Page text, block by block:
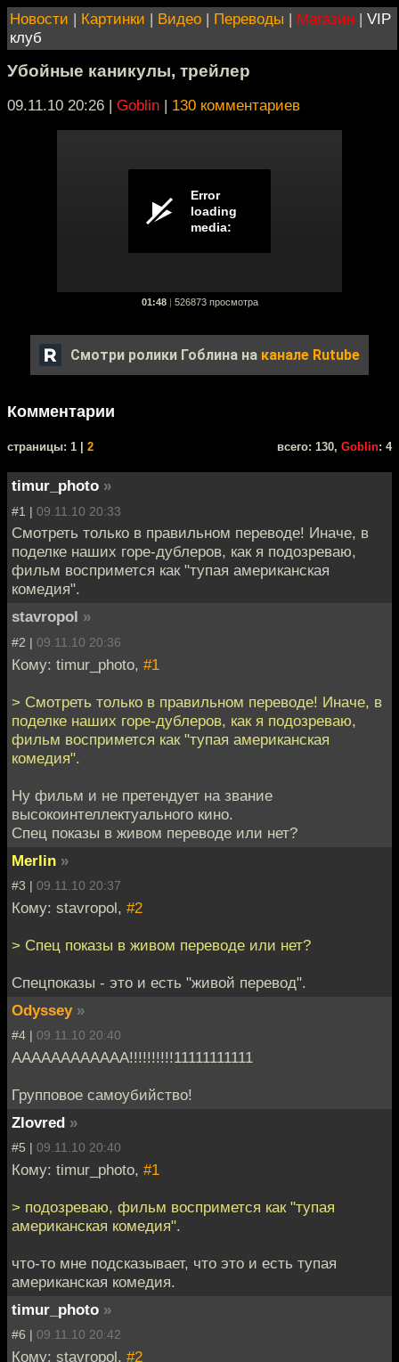
Новости | Картинки | Видео | Переводы | Магазин | VIP
клуб
Убойные каникулы, трейлер
09.11.10 20:26 | Goblin | 130 комментариев
01:48 526873 просмотра
Смотри ролики Гоблина на канале Rutube
Комментарии
cтраницы: 1 | 2 всего: 130, Goblin: 4
timur_photo »
#1 | 09.11.10 20:33
Смотреть только в правильном переводе! Иначе, в
поделке наших горе-дублеров, как я подозреваю,
фильм воспримется как "тупая американская
комедия".
stavropol »
#2 | 09.11.10 20:36
Кому: timur_photo, #1
> Смотреть только в правильном переводе! Иначе, в
поделке наших горе-дублеров, как я подозреваю,
фильм воспримется как "тупая американская
комедия".
Ну фильм и не претендует на звание
высокоинтеллектуального кино.
Спец показы в живом переводе или нет?
Merlin »
#3 | 09.11.10 20:37
Кому: stavropol, #2
> Спец показы в живом переводе или нет?
Спецпоказы - это и есть "живой перевод".
Odyssey »
#4 | 09.11.10 20:40
АААААААААААА!!!!!!!!!!11111111111
Групповое самоубийство!
Zlovred »
#5 | 09.11.10 20:40
Кому: timur_photo, #1
> подозреваю, фильм воспримется как "тупая
американская комедия".
что-то мне подсказывает, что это и есть тупая
американская комедия.
timur_photo »
#6 | 09.11.10 20:42
Кому: stavropol, #2